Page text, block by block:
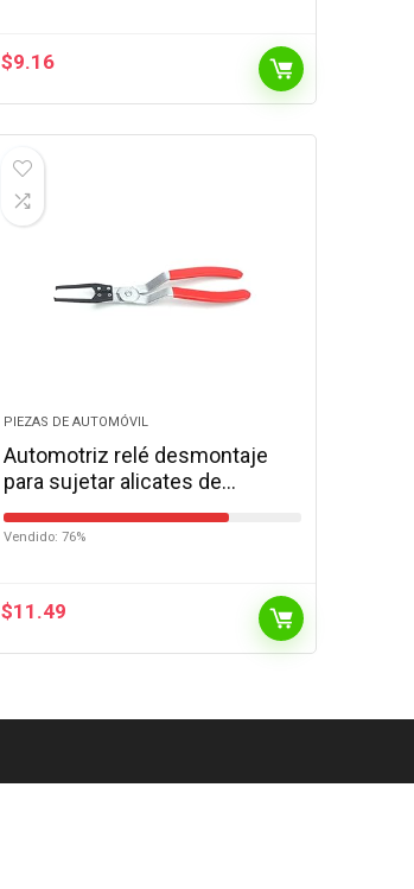
$9.16
PIEZAS DE AUTOMÓVIL
Automotriz relé desmontaje
para sujetar alicates de
eliminación de fusibles de relé
tirador herramientas de
Vendido: 76%
$11.49